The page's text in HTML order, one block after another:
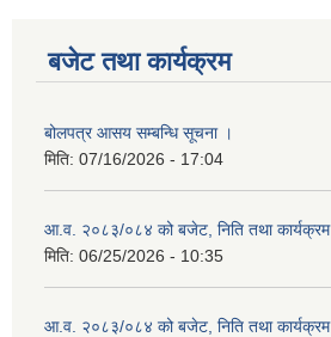
बजेट तथा कार्यक्रम
बोलपत्र आसय सम्बन्धि सूचना ।
मिति: 07/16/2026 - 17:04
आ.व. २०८३/०८४ को बजेट, निति तथा कार्यक्रम
मिति: 06/25/2026 - 10:35
आ.व. २०८३/०८४ को बजेट, निति तथा कार्यक्रम